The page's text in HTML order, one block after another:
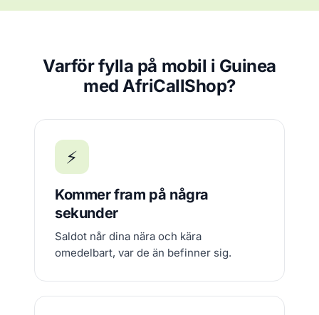
Varför fylla på mobil i Guinea
med AfriCallShop?
⚡
Kommer fram på några
sekunder
Saldot når dina nära och kära
omedelbart, var de än befinner sig.